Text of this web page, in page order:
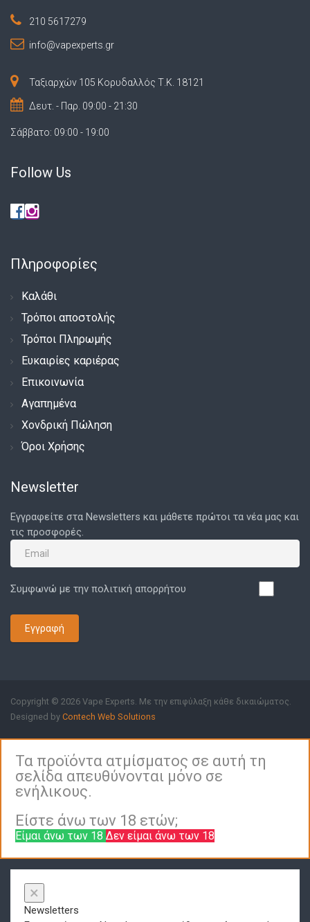
210 5617279
info@vapexperts.gr
Ταξιαρχών 105 Κορυδαλλός Τ.Κ. 18121
Δευτ. - Παρ. 09:00 - 21:30
Σάββατο: 09:00 - 19:00
Follow Us
Πληροφορίες
Καλάθι
Τρόποι αποστολής
Τρόποι Πληρωμής
Ευκαιρίες καριέρας
Επικοινωνία
Αγαπημένα
Χονδρική Πώληση
Όροι Χρήσης
Newsletter
Εγγραφείτε στα Newsletters και μάθετε πρώτοι τα νέα μας και
τις προσφορές.
Συμφωνώ με την πολιτική απορρήτου
Εγγραφή
Copyright © 2026 Vape Experts. Με την επιφύλαξη κάθε δικαιώματος.
Designed by Contech Web Solutions
Τα προϊόντα ατμίσματος σε αυτή τη
σελίδα απευθύνονται μόνο σε
ενήλικους.
Είστε άνω των 18 ετών;
Είμαι άνω των 18 Δεν είμαι άνω των 18
×
Newsletters